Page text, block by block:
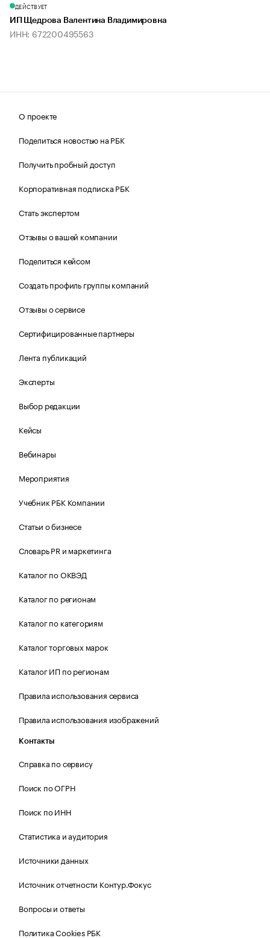
ДЕЙСТВУЕТ
ИП Щедрова Валентина Владимировна
ИНН: 672200495563
О проекте
Поделиться новостью на РБК
Получить пробный доступ
Корпоративная подписка РБК
Стать экспертом
Отзывы о вашей компании
Поделиться кейсом
Создать профиль группы компаний
Отзывы о сервисе
Сертифицированные партнеры
Лента публикаций
Эксперты
Выбор редакции
Кейсы
Вебинары
Мероприятия
Учебник РБК Компании
Статьи о бизнесе
Словарь PR и маркетинга
Каталог по ОКВЭД
Каталог по регионам
Каталог по категориям
Каталог торговых марок
Каталог ИП по регионам
Правила использования сервиса
Правила использования изображений
Контакты
Справка по сервису
Поиск по ОГРН
Поиск по ИНН
Статистика и аудитория
Источники данных
Источник отчетности Контур.Фокус
Вопросы и ответы
Политика Cookies РБК